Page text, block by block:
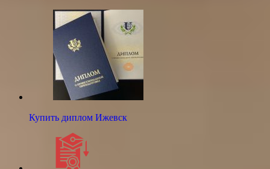
Купить диплом Ижевск